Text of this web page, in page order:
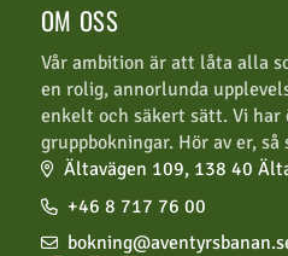
OM OSS
Vår ambition är att låta alla
en rolig, annorlunda
enkelt och säkert sätt. Vi
gruppbokningar. Hör av er, så
Ältavägen 109, 138 40
+46 8 717 76 00